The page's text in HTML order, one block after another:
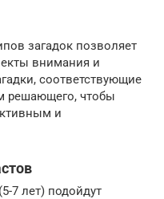
загадок позволяет
внимания и
соответствующие
решающего, чтобы
и
7 лет) подойдут